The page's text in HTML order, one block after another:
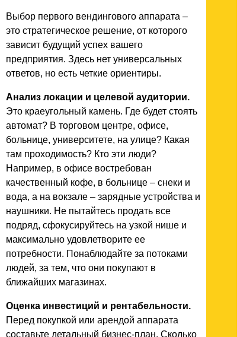
Выбор первого вендингового аппарата –
это стратегическое решение, от которого
зависит будущий успех вашего
предприятия. Здесь нет универсальных
ответов, но есть четкие ориентиры.
Анализ локации и целевой аудитории.
Это краеугольный камень. Где будет стоять
автомат? В торговом центре, офисе,
больнице, университете, на улице? Какая
там проходимость? Кто эти люди?
Например, в офисе востребован
качественный кофе, в больнице – снеки и
вода, а на вокзале – зарядные устройства и
наушники. Не пытайтесь продать все
подряд, сфокусируйтесь на узкой нише и
максимально удовлетворите ее
потребности. Понаблюдайте за потоками
людей, за тем, что они покупают в
ближайших магазинах.
Оценка инвестиций и рентабельности.
Перед покупкой или арендой аппарата
составьте детальный бизнес-план. Сколько